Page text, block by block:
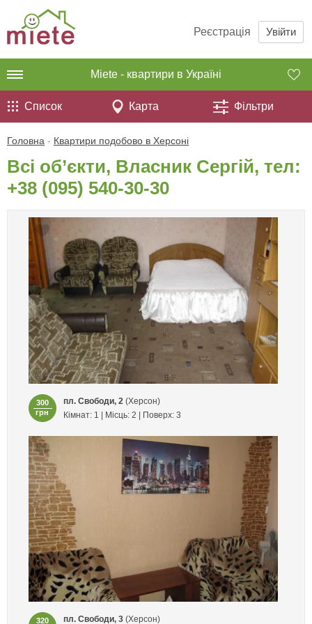
Реєстрація Увійти
Miete - квартири в Україні
Список Карта Фільтри
Головна - Квартири подобово в Херсоні
Всі об’єкти, Власник Сергій, тел:
+38 (095) 540-30-30
300
грн
пл. Свободи, 2 (Херсон)
Кімнат: 1 | Місць: 2 | Поверх: 3
320 пл. Свободи, 3(Херсон)